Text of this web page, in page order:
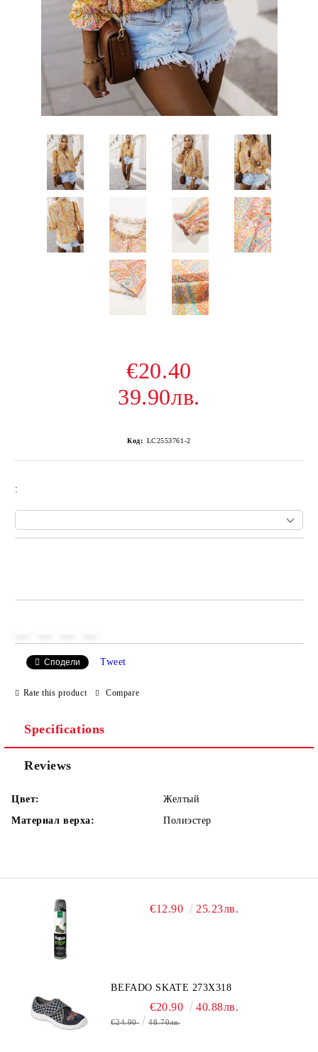
€20.40
39.90лв.
Код: LC2553761-2
:
Сподели Tweet
Rate this product Compare
Specifications
Reviews
Цвет:
Желтый
Материал верха:
Полиэстер
€12.90 25.23лв.
BEFADO SKATE 273X318
€20.90 40.88лв.
€24.90 48.70лв.